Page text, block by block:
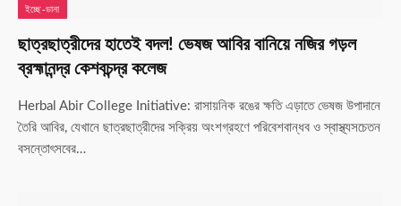
ইচ্ছে-ডানা
ছাত্রছাত্রীদের হাতেই বদল! ভেষজ আবির বানিয়ে নজির গড়ল
ব্রহ্মানন্দ্র কেশবচন্দ্র কলেজ
Herbal Abir College Initiative: রাসায়নিক রঙের ক্ষতি এড়াতে ভেষজ উপাদানে
তৈরি আবির, যেখানে ছাত্রছাত্রীদের সক্রিয় অংশগ্রহণে পরিবেশবান্ধব ও স্বাস্থ্যসচেতন
বসন্তোৎসবের…